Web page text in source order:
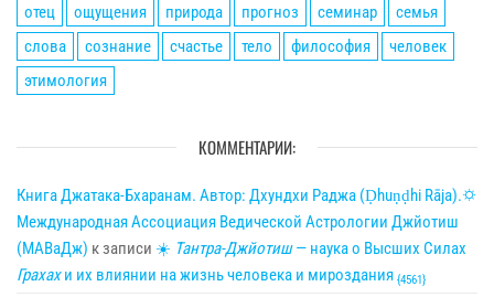
отец
ощущения природа прогноз семинар
семья
слова
сознание счастье тело философия
человек
этимология
КОММЕНТАРИИ:
Книга Джатака-Бхаранам. Автор: Дхундхи Раджа (Ḍhuṇḍhi Rāja).🌣
Международная Ассоциация Ведической Астрологии Джйотиш
(МАВаДж) к записи ☀ Тантра-Джйотиш— наука о Высших Силах
Грахахи их влиянии на жизнь человека и мироздания {4561}